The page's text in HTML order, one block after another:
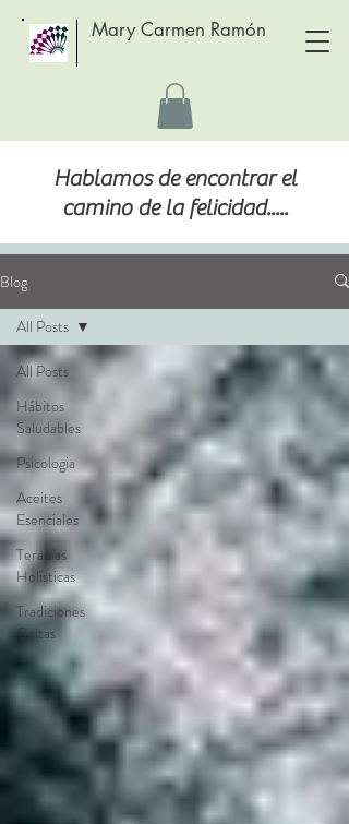
Mary Carmen Ramón
Hablamos de encontrar el
camino de la felicidad.....
Blog
All Posts
Hábitos
Saludables
Psicologia
Aceites
Esenciales
Terapias
Holísticas
Tradiciones
Celtas
All Posts